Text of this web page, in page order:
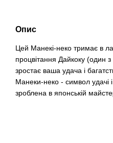
Опис
Цей Манекі-неко тримає в
процвітання Дайкоку (один
зростає ваша удача і
Манеки-неко - символ удачі
зроблена в японській